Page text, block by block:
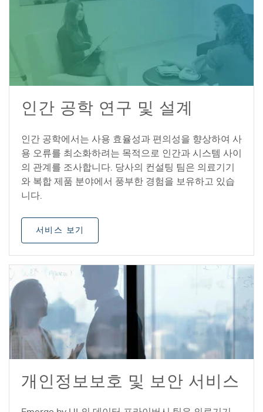
인간 공학 연구 및 설계
인간 공학에서는 사용 효율성과 편의성을 향상하여 사
용 오류를 최소화하려는 목적으로 인간과 시스템 사이
의 관계를 조사합니다. 당사의 컨설팅 팀은 의료기기
와 복합 제품 분야에서 풍부한 경험을 보유하고 있습
니다.
서비스 보기
개인정보보호 및 보안 서비스